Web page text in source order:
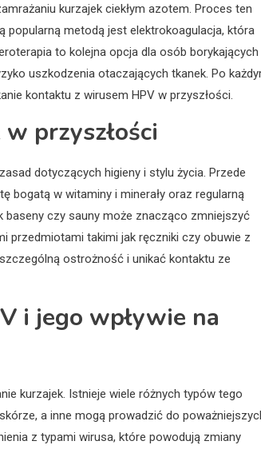
kurzajek ciekłym azotem. Proces ten
popularną metodą jest elektrokoagulacja, która
to kolejna opcja dla osób borykających
uszkodzenia otaczających tkanek. Po
kontaktu z wirusem HPV w przyszłości.
przyszłości
dotyczących higieny i stylu życia. Przede
bogatą w witaminy i minerały oraz regularną
baseny czy sauny może znacząco zmniejszyć
przedmiotami takimi jak ręczniki czy obuwie z
ostrożność i unikać kontaktu ze
i jego wpływie na
kurzajek. Istnieje wiele różnych typów tego
a inne mogą prowadzić do
z typami wirusa, które powodują zmiany